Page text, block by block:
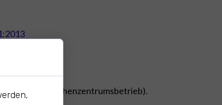
für Rechenzentrumsbetrieb).